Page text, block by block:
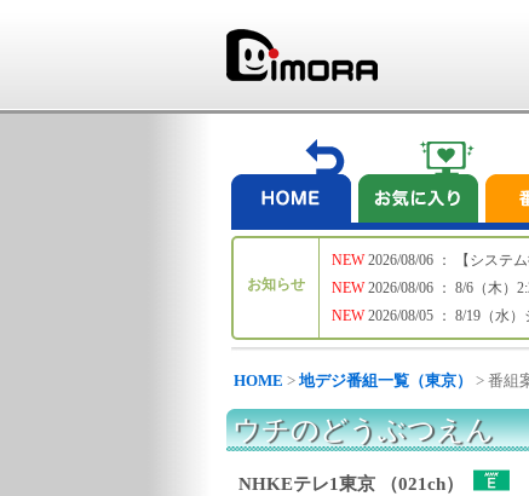
お知らせ
NEW
NEW
NEW
2026/08/06 ： 【システ
2026/08/06 ： 8/6（木
2026/08/05 ： 8/19（水
HOME > 地デジ番組一覧（東京） > 番組
ウチのどうぶつえん
NHKEテレ1東京 （021ch）